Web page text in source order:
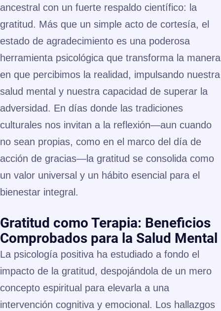
ancestral con un fuerte respaldo científico: la
gratitud. Más que un simple acto de cortesía, el
estado de agradecimiento es una poderosa
herramienta psicológica que transforma la manera
en que percibimos la realidad, impulsando nuestra
salud mental y nuestra capacidad de superar la
adversidad. En días donde las tradiciones
culturales nos invitan a la reflexión—aun cuando
no sean propias, como en el marco del día de
acción de gracias—la gratitud se consolida como
un valor universal y un hábito esencial para el
bienestar integral.
Gratitud como Terapia: Beneficios
Comprobados para la Salud Mental
La psicología positiva ha estudiado a fondo el
impacto de la gratitud, despojándola de un mero
concepto espiritual para elevarla a una
intervención cognitiva y emocional. Los hallazgos